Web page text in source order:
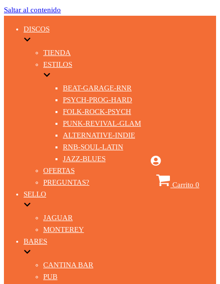
Saltar al contenido
DISCOS
TIENDA
ESTILOS
BEAT-GARAGE-RNR
PSYCH-PROG-HARD
FOLK-ROCK-PSYCH
PUNK-REVIVAL-GLAM
ALTERNATIVE-INDIE
RNB-SOUL-LATIN
JAZZ-BLUES
OFERTAS
PREGUNTAS?
SELLO
JAGUAR
MONTEREY
BARES
CANTINA BAR
PUB
Carrito 0